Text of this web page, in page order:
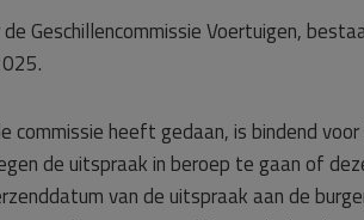
Geschillencommissie Voertuigen,
commissie heeft gedaan, is bindend
de uitspraak in beroep te gaan of
van de uitspraak aan de